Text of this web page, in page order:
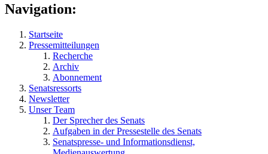
Navigation:
Startseite
Pressemitteilungen
Recherche
Archiv
Abonnement
Senatsressorts
Newsletter
Unser Team
Der Sprecher des Senats
Aufgaben in der Pressestelle des Senats
Senatspresse- und Informationsdienst,